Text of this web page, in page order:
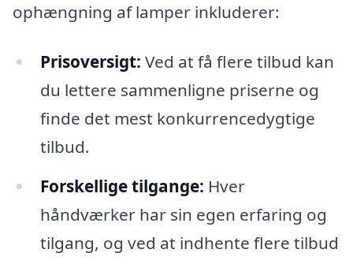
ophængning af lamper inkluderer:
Prisoversigt: Ved at få flere tilbud kan
du lettere sammenligne priserne og
finde det mest konkurrencedygtige
tilbud.
Forskellige tilgange: Hver
håndværker har sin egen erfaring og
tilgang, og ved at indhente flere tilbud